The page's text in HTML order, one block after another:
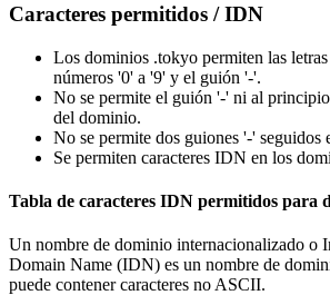
Caracteres permitidos / IDN
Los dominios .tokyo permiten las
números '0' a '9' y el guión '-'.
No se permite el guión '-' ni al
del dominio.
No se permite dos guiones '-' seguidos
Se permiten caracteres IDN en los
Tabla de caracteres IDN permitidos para
Un nombre de dominio internacionalizado o
Domain Name (IDN) es un nombre de
puede contener caracteres no ASCII.